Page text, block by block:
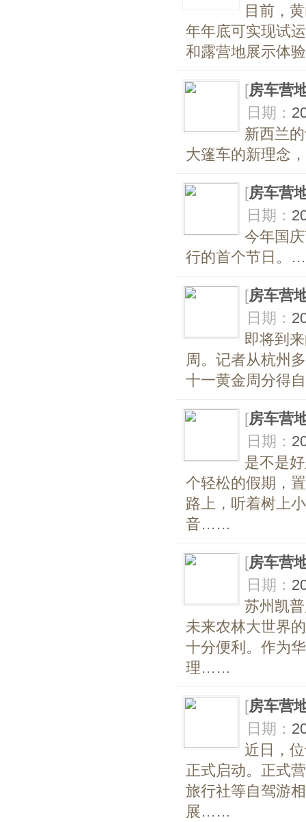
目前，
年年底可实现试
和露营地展示体
[房车营
日期：
新西兰
大篷车的新理念
[房车营
日期：
今年国
行的首个节日。
[房车营
日期：
即将到
周。记者从杭州
十一黄金周分得
[房车营
日期：
是不是
个轻松的假期，
路上，听着树上
音……
[房车营
日期：
苏州凯
未来农林大世界
十分便利。作为
理……
[房车营
日期：
近日，
正式启动。正式
旅行社等自驾游
展……